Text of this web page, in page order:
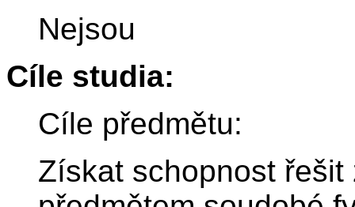
Nejsou
Cíle studia:
Cíle předmětu:
Získat schopnost